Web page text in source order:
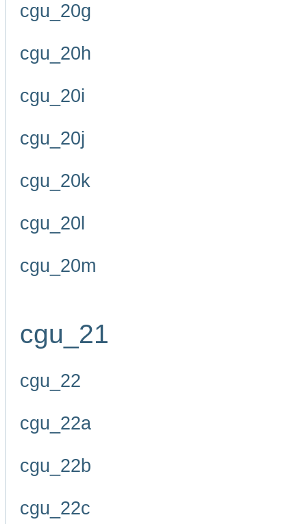
cgu_20g
cgu_20h
cgu_20i
cgu_20j
cgu_20k
cgu_20l
cgu_20m
cgu_21
cgu_22
cgu_22a
cgu_22b
cgu_22c